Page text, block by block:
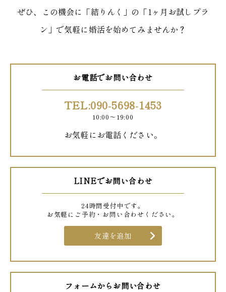
ぜひ、この機会に「結りんく」の「1ヶ月お試しプラ
ン」で気軽に婚活を始めてみませんか？
お電話でお問い合わせ
TEL:090-5698-1453
10:00〜19:00
お気軽にお電話ください。
LINEでお問い合わせ
24時間受付中です。
お気軽にご予約・お問い合わせください。
友達を追加
フォームからお問い合わせ